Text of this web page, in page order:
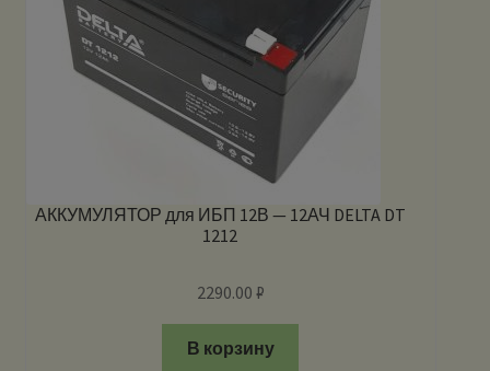
АККУМУЛЯТОР для ИБП 12В — 12АЧ DELTA DT
1212
2290.00 ₽
В корзину